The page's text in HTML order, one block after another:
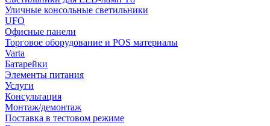
Уличные консольные светильники
UFO
Офисные панели
Торговое оборудование и POS материалы
Varta
Батарейки
Элементы питания
Услуги
Консультация
Монтаж/демонтаж
Поставка в тестовом режиме